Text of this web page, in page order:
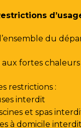
du
fortes
restrictions :
interdit
et spas
à domicile interdit